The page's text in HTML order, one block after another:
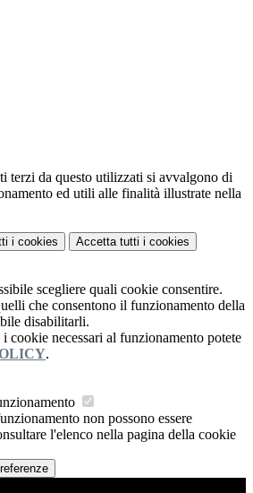
terzi da questo utilizzati si avvalgono di
ed utili alle finalità illustrate nella
i cookies Accetta tutti i cookies
scegliere quali cookie consentire.
che consentono il funzionamento della
disabilitarli.
cookie necessari al funzionamento potete
.
non possono essere
l'elenco nella pagina della cookie